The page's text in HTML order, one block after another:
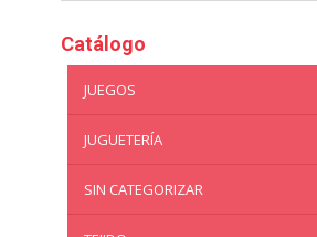
Catálogo
JUEGOS
JUGUETERÍA
SIN CATEGORIZAR